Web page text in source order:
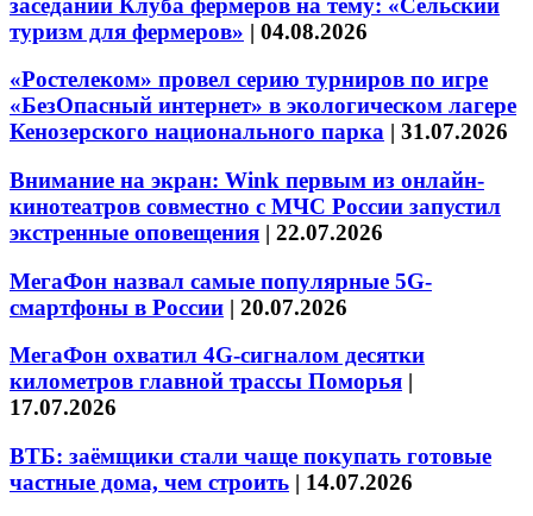
туризм для фермеров» | 04.08.2026
«Ростелеком» провел серию турниров по игре
«БезОпасный интернет» в экологическом лагере
Кенозерского национального парка | 31.07.2026
Внимание на экран: Wink первым из онлайн-
кинотеатров совместно с МЧС России запустил
экстренные оповещения | 22.07.2026
МегаФон назвал самые популярные 5G-
смартфоны в России | 20.07.2026
МегаФон охватил 4G-сигналом десятки
километров главной трассы Поморья |
17.07.2026
ВТБ: заёмщики стали чаще покупать готовые
частные дома, чем строить | 14.07.2026